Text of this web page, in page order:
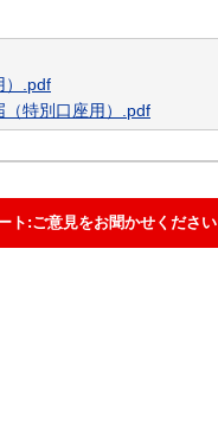
）.pdf
（特別口座用）.pdf
ト:ご意見をお聞かせください